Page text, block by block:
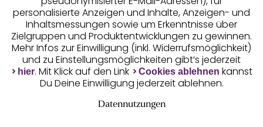
Unsere Apps
personalisierte Anzeigen und Inhalte, Anzeigen- und
Inhaltsmessungen sowie um Erkenntnisse über
Zielgruppen und Produktentwicklungen zu gewinnen.
Mehr Infos zur Einwilligung (inkl. Widerrufsmöglichkeit)
und zu Einstellungsmöglichkeiten gibt’s jederzeit
hier. Mit Klick auf den Link Cookies ablehnen kannst
Du Deine Einwilligung jederzeit ablehnen.
Datennutzungen